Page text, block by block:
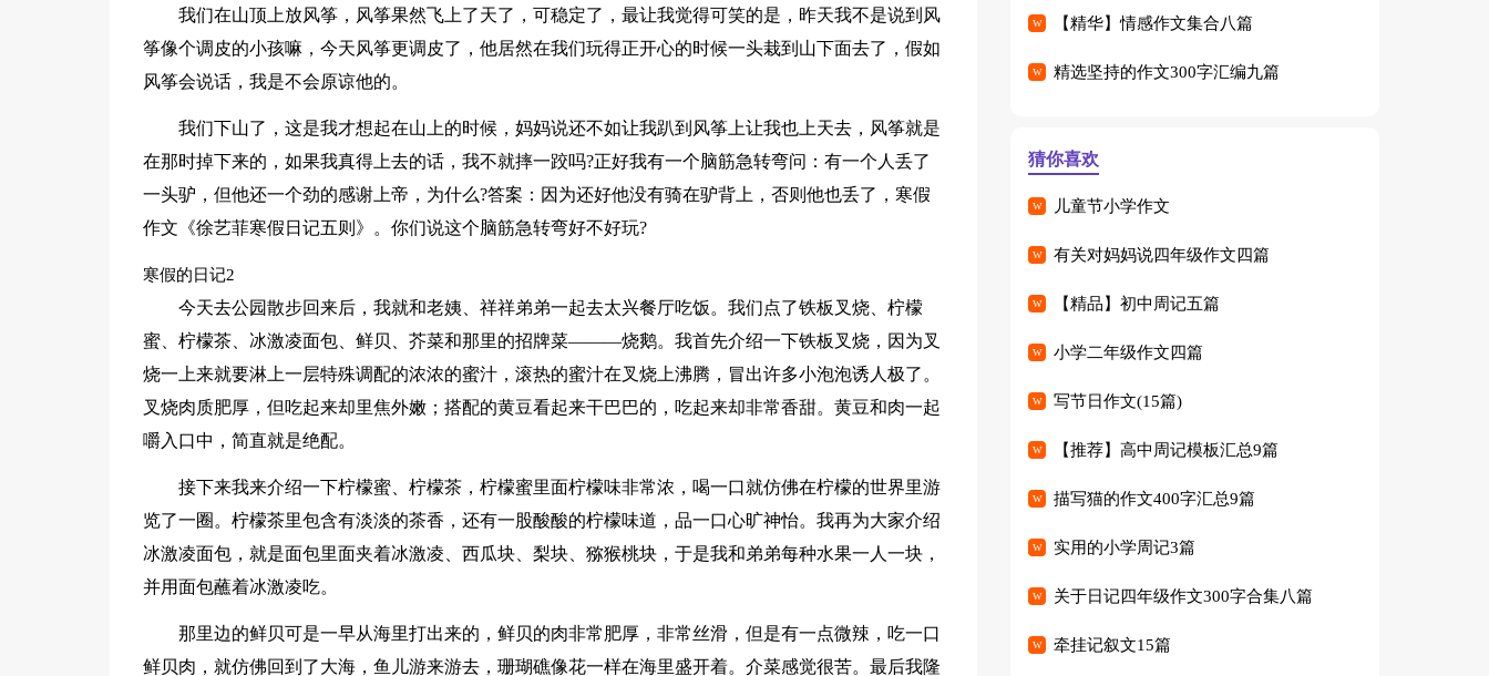
我们在山顶上放风筝，风筝果然飞上了天了，可稳定了，最让我觉得可笑的是，昨天我不是说到风
筝像个调皮的小孩嘛，今天风筝更调皮了，他居然在我们玩得正开心的时候一头栽到山下面去了，假如
风筝会说话，我是不会原谅他的。
我们下山了，这是我才想起在山上的时候，妈妈说还不如让我趴到风筝上让我也上天去，风筝就是
在那时掉下来的，如果我真得上去的话，我不就摔一跤吗?正好我有一个脑筋急转弯问：有一个人丢了
一头驴，但他还一个劲的感谢上帝，为什么?答案：因为还好他没有骑在驴背上，否则他也丢了，寒假
作文《徐艺菲寒假日记五则》。你们说这个脑筋急转弯好不好玩?
寒假的日记2
今天去公园散步回来后，我就和老姨、祥祥弟弟一起去太兴餐厅吃饭。我们点了铁板叉烧、柠檬
蜜、柠檬茶、冰激凌面包、鲜贝、芥菜和那里的招牌菜———烧鹅。我首先介绍一下铁板叉烧，因为叉
烧一上来就要淋上一层特殊调配的浓浓的蜜汁，滚热的蜜汁在叉烧上沸腾，冒出许多小泡泡诱人极了。
叉烧肉质肥厚，但吃起来却里焦外嫩；搭配的黄豆看起来干巴巴的，吃起来却非常香甜。黄豆和肉一起
嚼入口中，简直就是绝配。
接下来我来介绍一下柠檬蜜、柠檬茶，柠檬蜜里面柠檬味非常浓，喝一口就仿佛在柠檬的世界里游
览了一圈。柠檬茶里包含有淡淡的茶香，还有一股酸酸的柠檬味道，品一口心旷神怡。我再为大家介绍
冰激凌面包，就是面包里面夹着冰激凌、西瓜块、梨块、猕猴桃块，于是我和弟弟每种水果一人一块，
并用面包蘸着冰激凌吃。
那里边的鲜贝可是一早从海里打出来的，鲜贝的肉非常肥厚，非常丝滑，但是有一点微辣，吃一口
鲜贝肉，就仿佛回到了大海，鱼儿游来游去，珊瑚礁像花一样在海里盛开着。介菜感觉很苦。最后我隆
【精华】情感作文集合八篇
精选坚持的作文300字汇编九篇
猜你喜欢
儿童节小学作文
有关对妈妈说四年级作文四篇
【精品】初中周记五篇
小学二年级作文四篇
写节日作文(15篇)
【推荐】高中周记模板汇总9篇
描写猫的作文400字汇总9篇
实用的小学周记3篇
关于日记四年级作文300字合集八篇
牵挂记叙文15篇